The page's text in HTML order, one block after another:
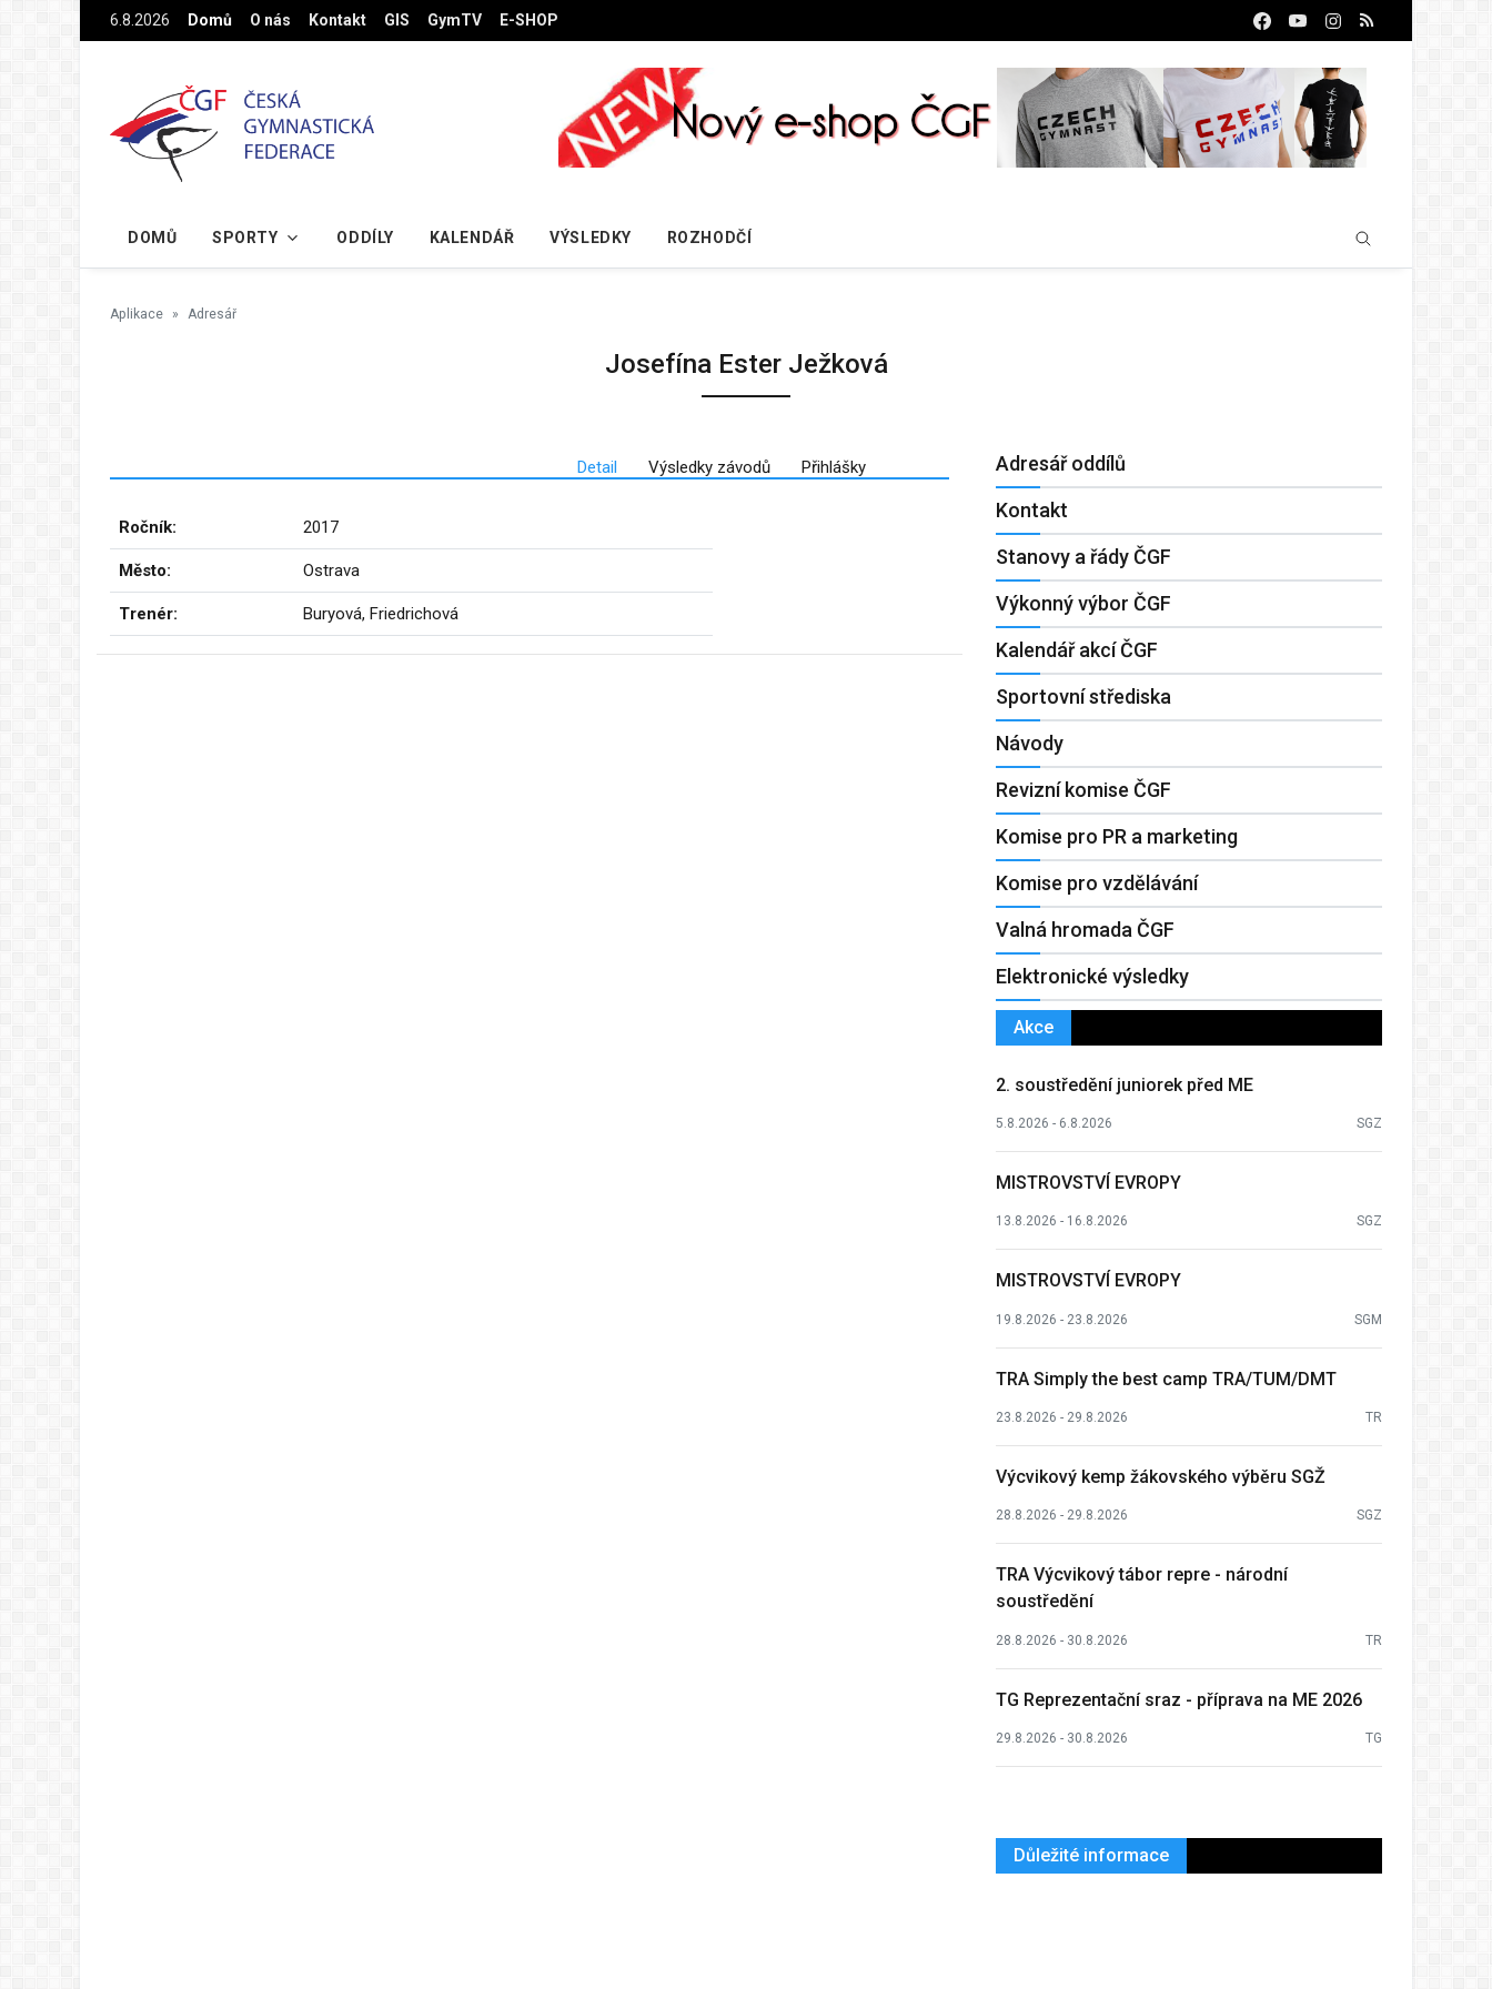
Na hlavní obsah6.8.2026 Domů O nás Kontakt GIS GymTV E-SHOP
DOMŮ SPORTY ODDÍLY KALENDÁŘ VÝSLEDKY ROZHODČÍ
Aplikace Adresář
Josefína Ester Ježková
Detail Výsledky závodů Přihlášky
Ročník: 2017
Město: Ostrava
Trenér: Buryová, Friedrichová
Adresář oddílů
Kontakt
Stanovy a řády ČGF
Výkonný výbor ČGF
Kalendář akcí ČGF
Sportovní střediska
Návody
Revizní komise ČGF
Komise pro PR a marketing
Komise pro vzdělávání
Valná hromada ČGF
Elektronické výsledky
Akce
2. soustředění juniorek před ME
5.8.2026 - 6.8.2026 SGZ
MISTROVSTVÍ EVROPY
13.8.2026 - 16.8.2026 SGZ
MISTROVSTVÍ EVROPY
19.8.2026 - 23.8.2026 SGM
TRA Simply the best camp TRA/TUM/DMT
23.8.2026 - 29.8.2026 TR
Výcvikový kemp žákovského výběru SGŽ
28.8.2026 - 29.8.2026 SGZ
TRA Výcvikový tábor repre - národní
soustředění
28.8.2026 - 30.8.2026 TR
TG Reprezentační sraz - příprava na ME 2026
29.8.2026 - 30.8.2026 TG
Důležité informace